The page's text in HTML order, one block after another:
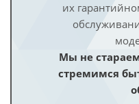
их
Мы не
стремимся